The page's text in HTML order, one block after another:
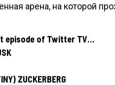
арена, на которой
episode of Twitter TV…
ZUCKERBERG